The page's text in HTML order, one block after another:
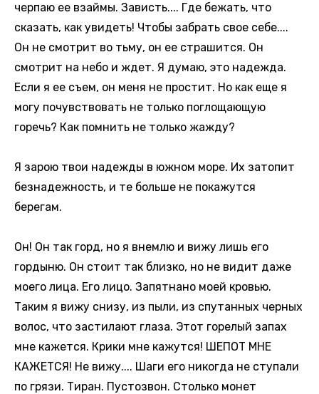
черпаю ее взаймы. Зависть.... Где бежать, что
сказать, как увидеть! Чтобы забрать свое себе....
Он не смотрит во тьму, он ее страшится. Он
смотрит на небо и ждет. Я думаю, это надежда.
Если я ее съем, он меня не простит. Но как еще я
могу почувствовать не только поглощающую
горечь? Как помнить не только жажду?
Я зарою твои надежды в южном море. Их затопит
безнадежность, и те больше не покажутся
берегам.
Он! Он так горд, но я внемлю и вижу лишь его
гордыню. Он стоит так близко, но не видит даже
моего лица. Его лицо. Запятнано моей кровью.
Таким я вижу снизу, из пыли, из спутанных черных
волос, что застилают глаза. Этот горелый запах
мне кажется. Крики мне кажутся! ШЕПОТ МНЕ
КАЖЕТСЯ! Не вижу.... Шаги его никогда не ступали
по грязи. Тиран. Пустозвон. Столько монет